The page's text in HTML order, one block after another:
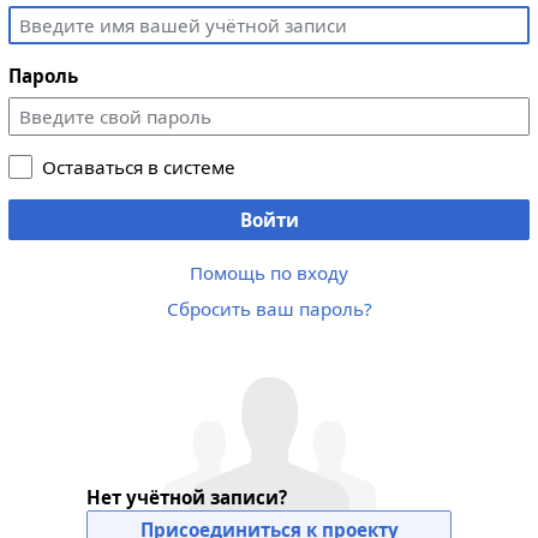
Пароль
Оставаться в системе
Войти
Помощь по входу
Сбросить ваш пароль?
Нет учётной записи?
Присоединиться к проекту